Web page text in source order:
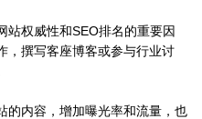
站权威性和SEO排名的重要因
，撰写客座博客或参与行业讨
的内容，增加曝光率和流量，也